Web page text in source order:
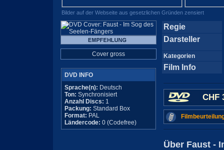
Bilder auf der Webseite aus gesetzlichen Gründen zensiert
Cover gross
DVD INFO
Sprache(n): Deutsch
Ton: Synchronisiert
Anzahl Discs: 1
Packung: Standard Box
Format: PAL
Ländercode: 0 (Codefree)
Regie
Darsteller
Kategorien
Film Info
CHF
Über Faust -